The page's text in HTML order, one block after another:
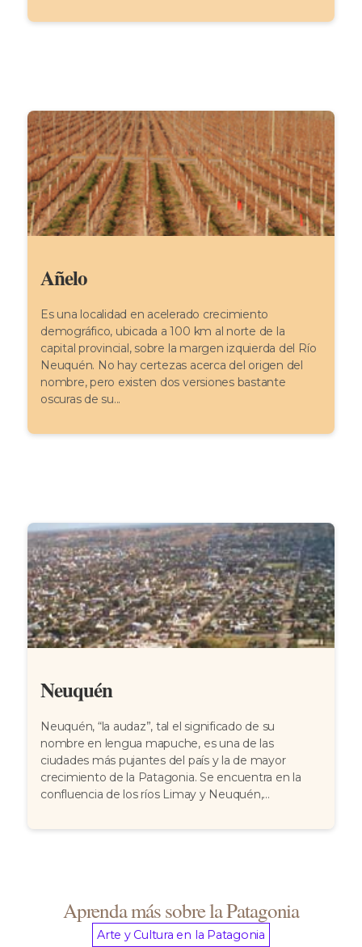
Añelo
Es una localidad en acelerado crecimiento
demográfico, ubicada a 100 km al norte de la
capital provincial, sobre la margen izquierda del Río
Neuquén. No hay certezas acerca del origen del
nombre, pero existen dos versiones bastante
oscuras de su...
Neuquén
Neuquén, “la audaz”, tal el significado de su
nombre en lengua mapuche, es una de las
ciudades más pujantes del país y la de mayor
crecimiento de la Patagonia. Se encuentra en la
confluencia de los ríos Limay y Neuquén,...
Aprenda más sobre la Patagonia
Arte y Cultura en la Patagonia